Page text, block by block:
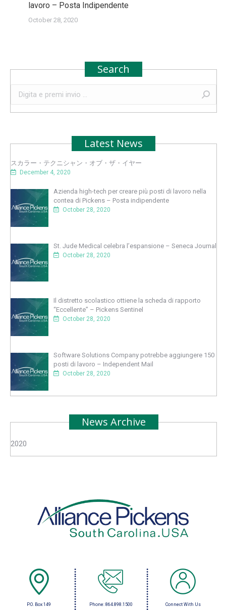
lavoro – Posta Indipendente
October 28, 2020
Search
Search:
Latest News
スカラー・テクニシャン・オブ・ザ・イヤー
December 4, 2020
Azienda high-tech per creare più posti di lavoro nella
contea di Pickens – Posta indipendente
October 28, 2020
St. Jude Medical celebra l’espansione – Seneca Journal
October 28, 2020
Il distretto scolastico ottiene la scheda di rapporto
“Eccellente” – Pickens Sentinel
October 28, 2020
Software Solutions Company potrebbe aggiungere 150
posti di lavoro – Independent Mail
October 28, 2020
News Archive
2020
P.O. Box 149 Phone: 864.898.1500 Connect With Us